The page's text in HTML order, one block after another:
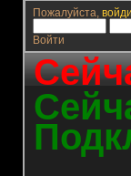
Пожалуйста,
Войти